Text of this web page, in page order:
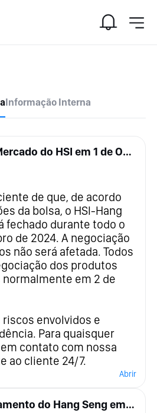
Informação Interna
Fechamento do Mercado do HSI em 1 de Outubro de 2024
de que, de acordo
da bolsa, o HSI-Hang
fechado durante todo o
de 2024. A negociação
não será afetada. Todos
dos produtos
em 2 de
riscos envolvidos e
Para quaisquer
contato com nossa
ao cliente 24/7.
Abrir
Anúncio de Fechamento do Hang Seng em 18 de setembro de 2024